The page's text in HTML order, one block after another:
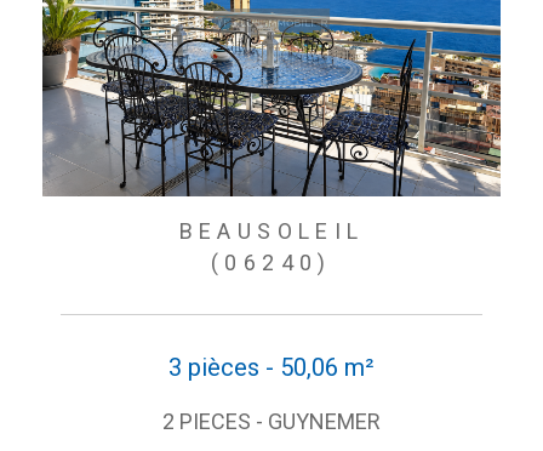
BEAUSOLEIL
(06240)
3 pièces - 50,06 m²
2 PIECES - GUYNEMER